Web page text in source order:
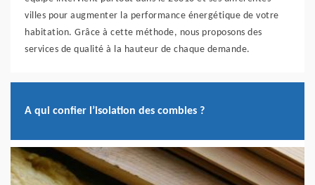
villes pour augmenter la performance énergétique de votre
habitation. Grâce à cette méthode, nous proposons des
services de qualité à la hauteur de chaque demande.
A qui confier l’isolation des combles ?